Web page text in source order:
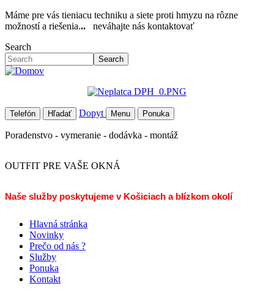
Skočiť
na
obsah
Máme pre vás tieniacu techniku a siete proti hmyzu na rôzne
možností a riešenia...
neváhajte nás kontaktovať
Search
Search
Telefón Hľadať Dopyt Menu Ponuka
Poradenstvo - vymeranie - dodávka - montáž
OUTFIT PRE VAŠE OKNÁ
Naše služby poskytujeme v Košiciach a blízkom okolí
Hlavná stránka
Novinky
Prečo od nás ?
Služby
Ponuka
Kontakt